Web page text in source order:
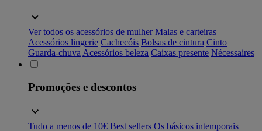
Ver todos os acessórios de mulher Malas e carteiras
Acessórios lingerie Cachecóis Bolsas de cintura Cinto
Guarda-chuva Acessórios beleza Caixas presente Nécessaires
Promoções e descontos
Tudo a menos de 10€ Best sellers Os básicos intemporais